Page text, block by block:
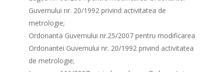
Guvernului nr. 20/1992 privind activitatea de
metrologie;
Ordonanta Guvernului nr.25/2007 pentru modificarea
Ordonantei Guvernului nr. 20/1992 privind activitatea
de metrologie;